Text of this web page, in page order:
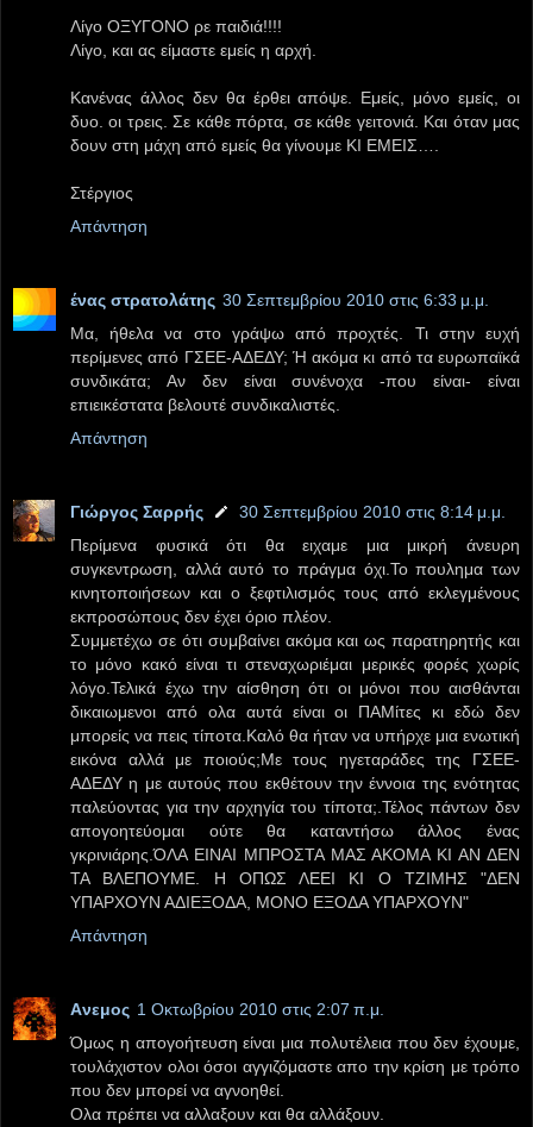
Λίγο ΟΞΥΓΟΝΟ ρε παιδιά!!!!
Λίγο, και ας είμαστε εμείς η αρχή.
Κανένας άλλος δεν θα έρθει απόψε. Εμείς, μόνο εμείς, οι
δυο. οι τρεις. Σε κάθε πόρτα, σε κάθε γειτονιά. Και όταν μας
δουν στη μάχη από εμείς θα γίνουμε ΚΙ ΕΜΕΙΣ….
Στέργιος
Απάντηση
ένας στρατολάτης 30 Σεπτεμβρίου 2010 στις 6:33 μ.μ.
Μα, ήθελα να στο γράψω από προχτές. Τι στην ευχή
περίμενες από ΓΣΕΕ-ΑΔΕΔΥ; Ή ακόμα κι από τα ευρωπαϊκά
συνδικάτα; Αν δεν είναι συνένοχα -που είναι- είναι
επιεικέστατα βελουτέ συνδικαλιστές.
Απάντηση
Γιώργος Σαρρής
30 Σεπτεμβρίου 2010 στις 8:14 μ.μ.
Περίμενα φυσικά ότι θα ειχαμε μια μικρή άνευρη
συγκεντρωση, αλλά αυτό το πράγμα όχι.Το πουλημα των
κινητοποιήσεων και ο ξεφτιλισμός τους από εκλεγμένους
εκπροσώπους δεν έχει όριο πλέον.
Συμμετέχω σε ότι συμβαίνει ακόμα και ως παρατηρητής και
το μόνο κακό είναι τι στεναχωριέμαι μερικές φορές χωρίς
λόγο.Τελικά έχω την αίσθηση ότι οι μόνοι που αισθάνται
δικαιωμενοι από ολα αυτά είναι οι ΠΑΜίτες κι εδώ δεν
μπορείς να πεις τίποτα.Καλό θα ήταν να υπήρχε μια ενωτική
εικόνα αλλά με ποιούς;Με τους ηγεταράδες της ΓΣΕΕ-
ΑΔΕΔΥ η με αυτούς που εκθέτουν την έννοια της ενότητας
παλεύοντας για την αρχηγία του τίποτα;.Τέλος πάντων δεν
απογοητεύομαι ούτε θα καταντήσω άλλος ένας
γκρινιάρης.ΌΛΑ ΕΙΝΑΙ ΜΠΡΟΣΤΑ ΜΑΣ ΑΚΟΜΑ ΚΙ ΑΝ ΔΕΝ
ΤΑ ΒΛΕΠΟΥΜΕ. Η ΟΠΩΣ ΛΕΕΙ ΚΙ Ο ΤΖΙΜΗΣ "ΔΕΝ
ΥΠΑΡΧΟΥΝ ΑΔΙΕΞΟΔΑ, ΜΟΝΟ ΕΞΟΔΑ ΥΠΑΡΧΟΥΝ"
Απάντηση
Aνεμος 1 Οκτωβρίου 2010 στις 2:07 π.μ.
Όμως η απογοήτευση είναι μια πολυτέλεια που δεν έχουμε,
τουλάχιστον ολοι όσοι αγγιζόμαστε απο την κρίση με τρόπο
που δεν μπορεί να αγνοηθεί.
Ολα πρέπει να αλλαξουν και θα αλλάξουν.